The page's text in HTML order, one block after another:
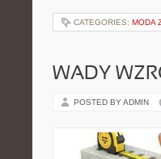
CATEGORIES: MODA
WADY
POSTED BY ADMIN